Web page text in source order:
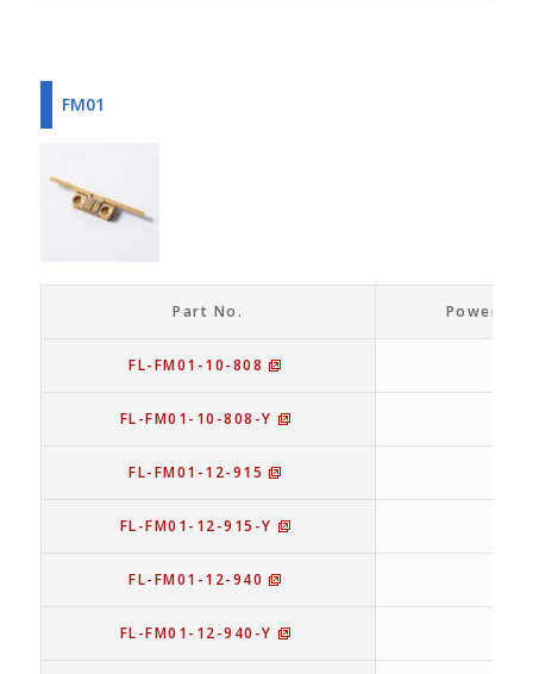
FM01
Part No. Power
FL-FM01-10-808
FL-FM01-10-808-Y
FL-FM01-12-915
FL-FM01-12-915-Y
FL-FM01-12-940
FL-FM01-12-940-Y